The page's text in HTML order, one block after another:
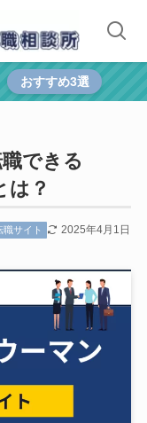
おすすめ3選
できる
は？
職サイト 2025年4月1日